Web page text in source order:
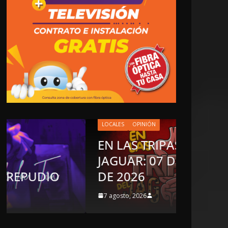
LOCALES
EN LAS TRIPAS DEL
JAGUAR: 07 DE AGOSTO
DE 2026